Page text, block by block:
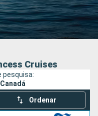
Companhias
Cruises
pesquisa:
Ordenar